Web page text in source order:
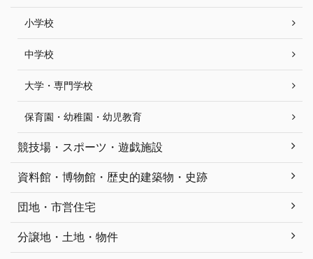
小学校
中学校
大学・専門学校
保育園・幼稚園・幼児教育
競技場・スポーツ・遊戯施設
資料館・博物館・歴史的建築物・史跡
団地・市営住宅
分譲地・土地・物件